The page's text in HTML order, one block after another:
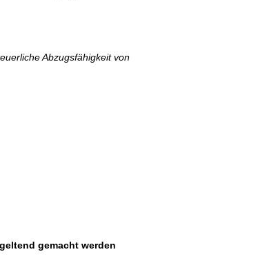
Abzugsfähigkeit von
gemacht werden